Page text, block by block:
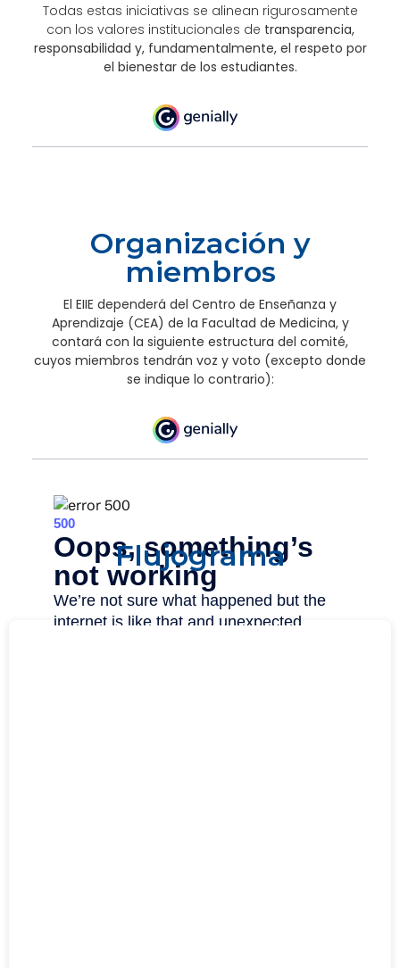
Todas estas iniciativas se alinean rigurosamente
con los valores institucionales de transparencia,
responsabilidad y, fundamentalmente, el respeto por
el bienestar de los estudiantes.
Organización y
miembros
El EIIE dependerá del Centro de Enseñanza y
Aprendizaje (CEA) de la Facultad de Medicina, y
contará con la siguiente estructura del comité,
cuyos miembros tendrán voz y voto (excepto donde
se indique lo contrario):
Flujograma